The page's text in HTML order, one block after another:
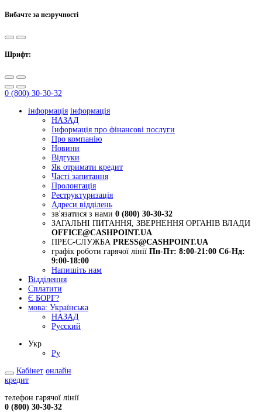
Вибачте за незручності
Шрифт:
0 (800) 30-30-32
інформація інформація
НАЗАД
Інформація про фінансові послуги
Про компанію
Новини
Відгуки
Як отримати кредит
Часті запитання
Пролонгація
Реструктуризація
Адреси відділень
зв'язатися з нами 0 (800) 30-30-32
ЗАГАЛЬНІ ПИТАННЯ, ЗВЕРНЕННЯ ОРГАНІВ ВЛАДИ
OFFICE@CASHPOINT.UA
ПРЕС-СЛУЖБА PRESS@CASHPOINT.UA
графік роботи гарячої лінії Пн-Пт: 8:00-21:00 Сб-Нд:
9:00-18:00
Напишіть нам
Відділення
Сплатити
Є БОРГ?
мова: Українська
НАЗАД
Русский
Укр
Ру
Кабінет онлайн
кредит
телефон гарячої лінії
0 (800) 30-30-32